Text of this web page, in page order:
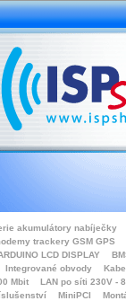
akumulátory nabíječky
trackery GSM GPS
LCD DISPLAY
Integrované obvody
Mbit LAN po síti 230V -
MiniPCI